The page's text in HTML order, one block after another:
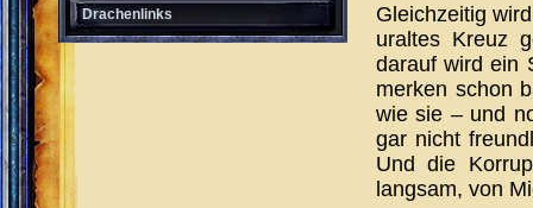
Drachenlinks
Gleichzeitig
uraltes Kreuz
darauf wird ein
merken schon
wie sie – und
gar nicht
Und die
langsam, von